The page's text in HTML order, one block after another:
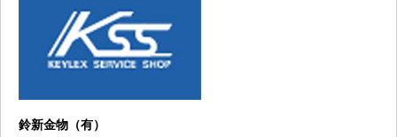
鈴新金物（有）